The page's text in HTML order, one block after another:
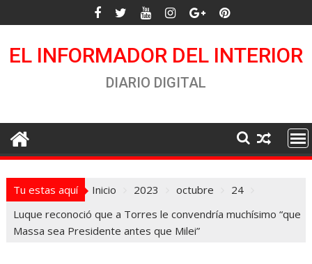
al
EL INFORMADOR DEL INTERIOR
DIARIO DIGITAL
Tu estas aquí Inicio 2023 octubre
24
Luque reconoció que a Torres le convendría muchísimo “que
Massa sea Presidente antes que Milei”